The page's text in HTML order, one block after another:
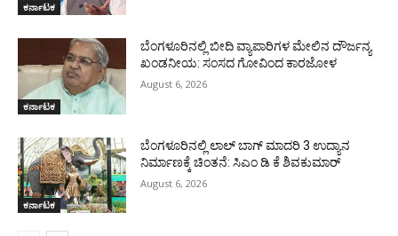
ಕರ್ನಾಟಕ
ಕರ್ನಾಟಕ
ಬೆಂಗಳೂರಿನಲ್ಲಿ ಬೀದಿ ವ್ಯಾಪಾರಿಗಳ ಮೇಲಿನ ದೌರ್ಜನ್ಯ
ಖಂಡನೀಯ: ಸಂಸದ ಗೋವಿಂದ ಕಾರಜೋಳ
August 6, 2026
ಕರ್ನಾಟಕ
ಬೆಂಗಳೂರಿನಲ್ಲಿ ಲಾಲ್ ಬಾಗ್ ಮಾದರಿ 3 ಉದ್ಯಾನ
ನಿರ್ಮಾಣಕ್ಕೆ ಚಿಂತನೆ: ಸಿಎಂ ಡಿ ಕೆ ಶಿವಕುಮಾರ್
August 6, 2026